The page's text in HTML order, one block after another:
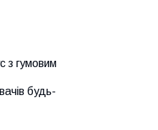
з гумовим
будь-